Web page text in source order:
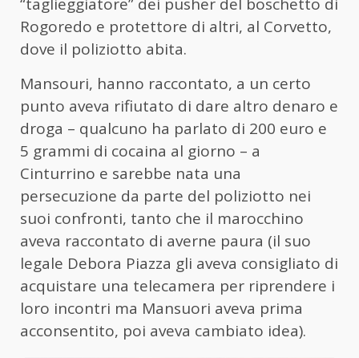
“taglieggiatore” dei pusher del boschetto di
Rogoredo e protettore di altri, al Corvetto,
dove il poliziotto abita.
Mansouri, hanno raccontato, a un certo
punto aveva rifiutato di dare altro denaro e
droga – qualcuno ha parlato di 200 euro e
5 grammi di cocaina al giorno – a
Cinturrino e sarebbe nata una
persecuzione da parte del poliziotto nei
suoi confronti, tanto che il marocchino
aveva raccontato di averne paura (il suo
legale Debora Piazza gli aveva consigliato di
acquistare una telecamera per riprendere i
loro incontri ma Mansuori aveva prima
acconsentito, poi aveva cambiato idea).